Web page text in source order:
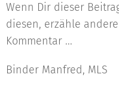
Wenn Dir dieser
diesen, erzähle
Kommentar ...
Binder Manfred, MLS